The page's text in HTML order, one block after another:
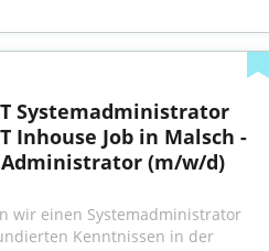
Systemadministrator
Inhouse Job in Malsch -
Administrator (m/w/d)
wir einen Systemadministrator
Kenntnissen in der